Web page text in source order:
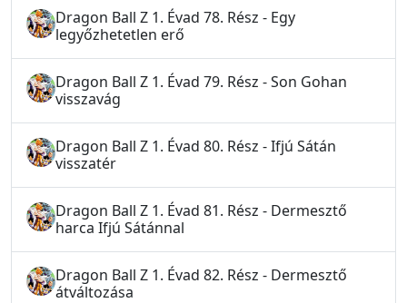
Dragon Ball Z 1. Évad 78. Rész - Egy
legyőzhetetlen erő
Dragon Ball Z 1. Évad 79. Rész - Son Gohan
visszavág
Dragon Ball Z 1. Évad 80. Rész - Ifjú Sátán
visszatér
Dragon Ball Z 1. Évad 81. Rész - Dermesztő
harca Ifjú Sátánnal
Dragon Ball Z 1. Évad 82. Rész - Dermesztő
átváltozása